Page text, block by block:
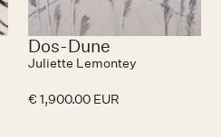
Dos-Dune
Juliette Lemontey
€ 1,900.00 EUR